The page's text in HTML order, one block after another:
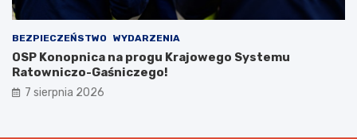
BEZPIECZEŃSTWO WYDARZENIA
OSP Konopnica na progu Krajowego Systemu
Ratowniczo-Gaśniczego!
7 sierpnia 2026